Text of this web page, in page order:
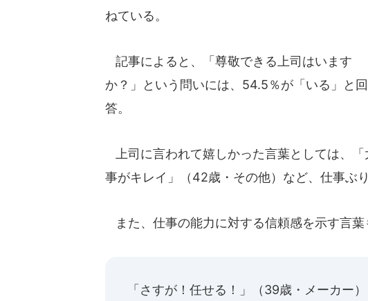
ねている。
記事によると、「尊敬できる上司はいます
か？」という問いには、54.5％が「いる」と回
答。
上司に言われて嬉しかった言葉としては、
事がキレイ」（42歳・その他）など、仕事ぶ
また、仕事の能力に対する信頼感を示す言葉
「さすが！任せる！」（39歳・メーカー）